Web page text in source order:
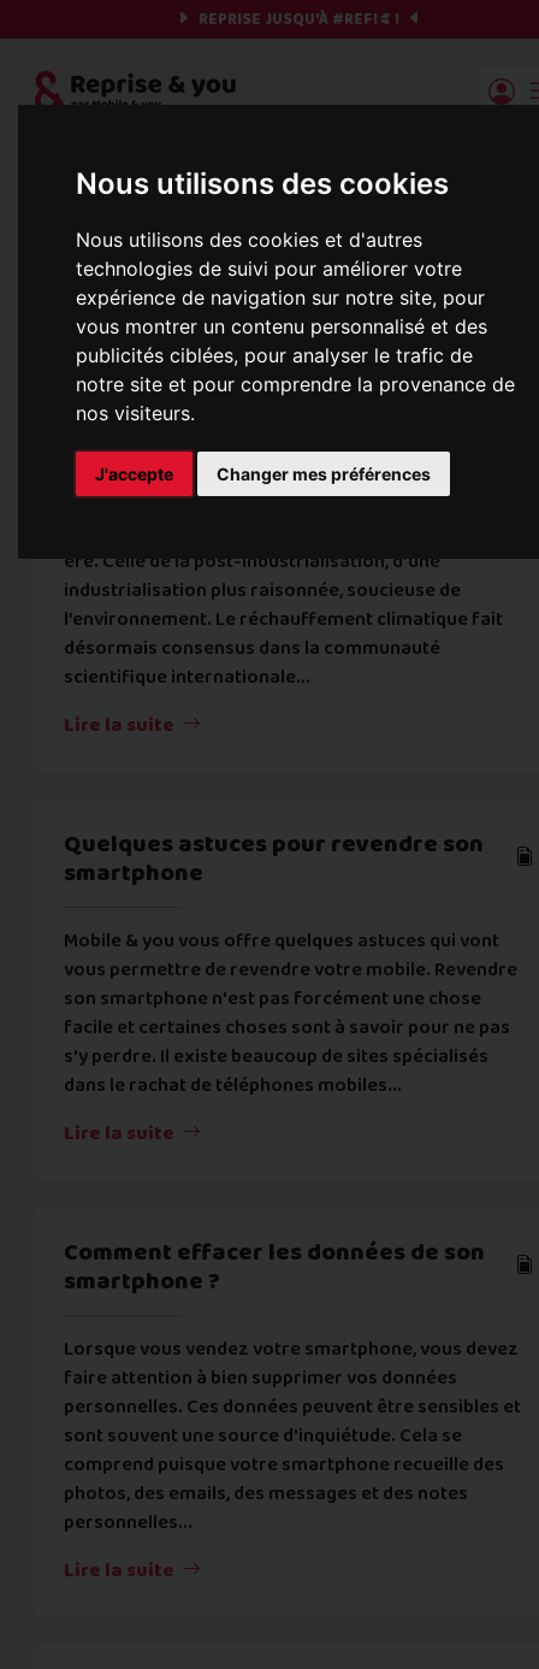
Nous utilisons des cookies
Nous utilisons des cookies et d'autres
technologies de suivi pour améliorer votre
expérience de navigation sur notre site, pour
vous montrer un contenu personnalisé et des
publicités ciblées, pour analyser le trafic de
notre site et pour comprendre la provenance de
nos visiteurs.
J'accepte Changer mes préférences
REPRISE JUSQU'À #REF!€ !
Reprise | Mobile & you
Blog
Articles utiles et histoire, c'est par ici que
choses deviennent sérieuses...
smartphone ?
ère. Celle de la post-industrialisation, d’une
industrialisation plus raisonnée, soucieuse de
l’environnement. Le réchauffement climatique fait
désormais consensus dans la communauté
scientifique internationale...
Lire la suite
Quelques astuces pour revendre son
smartphone
Mobile & you vous offre quelques astuces qui vont
vous permettre de revendre votre mobile. Revendre
son smartphone n'est pas forcément une chose
facile et certaines choses sont à savoir pour ne pas
s'y perdre. Il existe beaucoup de sites spécialisés
dans le rachat de téléphones mobiles...
Lire la suite
Comment effacer les données de son
smartphone ?
Lorsque vous vendez votre smartphone, vous devez
faire attention à bien supprimer vos données
personnelles. Ces données peuvent être sensibles et
sont souvent une source d'inquiétude. Cela se
comprend puisque votre smartphone recueille des
photos, des emails, des messages et des notes
personnelles...
Lire la suite